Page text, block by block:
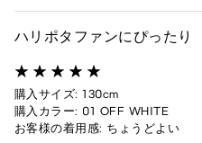
ハリポタファンにぴったり
購入サイズ: 130cm
購入カラー: 01 OFF WHITE
お客様の着用感: ちょうどよい